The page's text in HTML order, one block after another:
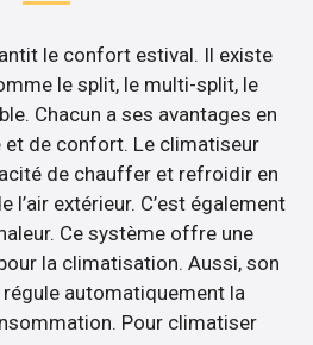
le confort estival. Il existe
le split, le multi-split, le
Chacun a ses avantages en
et de confort. Le climatiseur
de chauffer et refroidir en
l’air extérieur. C’est également
Ce système offre une
la climatisation. Aussi, son
automatiquement la
Pour climatiser